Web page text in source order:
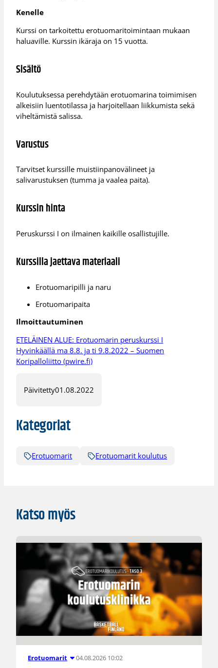
Kenelle
Kurssi on tarkoitettu erotuomaritoimintaan mukaan
haluaville. Kurssin ikäraja on 15 vuotta.
Sisältö
Koulutuksessa perehdytään erotuomarina toimimisen
alkeisiin luentotilassa ja harjoitellaan liikkumista sekä
viheltämistä salissa.
Varustus
Tarvitset kurssille muistiinpanovälineet ja
salivarustuksen (tumma ja vaalea paita).
Kurssin hinta
Peruskurssi I on ilmainen kaikille osallistujille.
Kurssilla jaettava materiaali
Erotuomaripilli ja naru
Erotuomaripaita
Ilmoittautuminen
ETELÄINEN ALUE: Erotuomarin peruskurssi I
Hyvinkäällä ma 8.8. ja ti 9.8.2022 – Suomen
Koripalloliitto (pwire.fi)
Päivitetty01.08.2022
Kategoriat
Erotuomarit Erotuomarit koulutus
Katso myös
Erotuomarit 04.08.2026 10:02